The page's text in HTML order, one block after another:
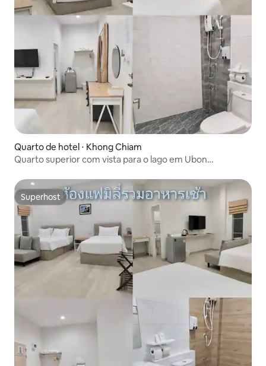
Quarto de hotel ⋅ Khong Chiam
Quarto superior com vista para o lago em Ubon
Superhost
Superhost